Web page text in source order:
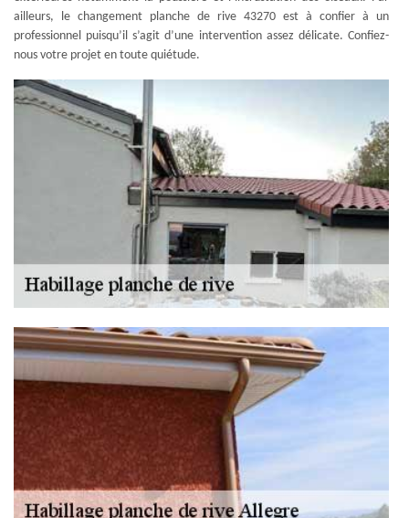
ailleurs, le changement planche de rive 43270 est à confier à un
professionnel puisqu’il s’agit d’une intervention assez délicate. Confiez-
nous votre projet en toute quiétude.